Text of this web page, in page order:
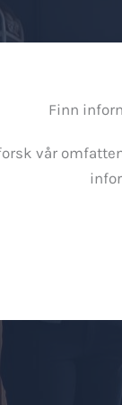
Finn
vår